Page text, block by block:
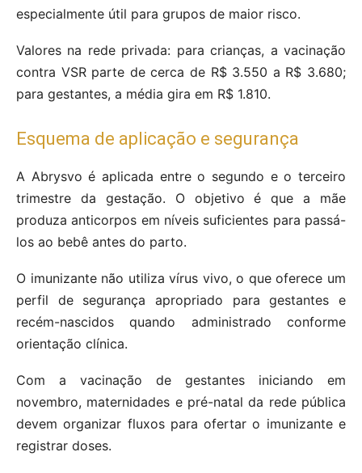
especialmente útil para grupos de maior risco.
Valores na rede privada: para crianças, a vacinação
contra VSR parte de cerca de R$ 3.550 a R$ 3.680;
para gestantes, a média gira em R$ 1.810.
Esquema de aplicação e segurança
A Abrysvo é aplicada entre o segundo e o terceiro
trimestre da gestação. O objetivo é que a mãe
produza anticorpos em níveis suficientes para passá-
los ao bebê antes do parto.
O imunizante não utiliza vírus vivo, o que oferece um
perfil de segurança apropriado para gestantes e
recém-nascidos quando administrado conforme
orientação clínica.
Com a vacinação de gestantes iniciando em
novembro, maternidades e pré-natal da rede pública
devem organizar fluxos para ofertar o imunizante e
registrar doses.